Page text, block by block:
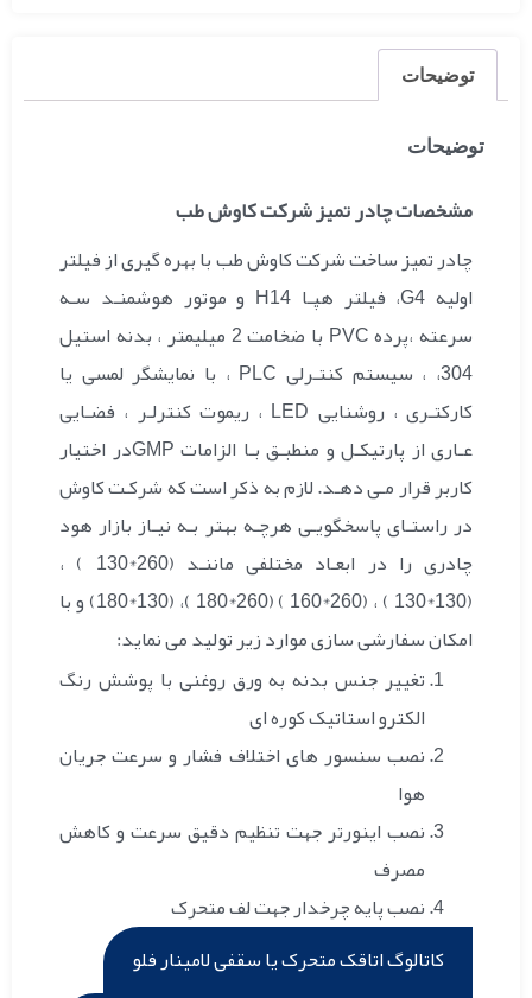
توضیحات
توضیحات
مشخصات چادر تمیز شرکت کاوش طب
چادر تمیز ساخت شرکت کاوش طب با بهره گیری از فیلتر
اولیه G4، فیلتر هپـا H14 و موتور هوشمنـد سـه
سرعته ،پرده PVC با ضخامت 2 میلیمتر ، بدنه استیل
304، ، سیستم کنتـرلی PLC ، با نمایشگر لمسی یا
کارکتـری ، روشنایی LED ، ریموت کنترلـر ، فضـایی
عـاری از پارتیکـل و منطبـق بـا الزامات GMPدر اختیار
کاربر قرار مـی دهـد. لازم به ذکر است که شرکـت کاوش
در راستـای پاسخگویـی هرچـه بهتر بـه نیـاز بازار هود
چادری را در ابعـاد مختلفی ماننـد (260*130 ) ،
(130*130 ) ، (260*160 ) (260*180 )، (130*180) و با
امکان سفارشی سازی موارد زیر تولید می نماید:
تغییر جنس بدنه به ورق روغنی با پوشش رنگ
الکترو استاتیک کوره ای
نصب سنسور های اختلاف فشار و سرعت جریان
هوا
نصب اینورتر جهت تنظیم دقیق سرعت و کاهش
مصرف
نصب پایه چرخدار جهت لف متحرک
کاتالوگ اتاقک متحرک یا سقفی لامینار فلو